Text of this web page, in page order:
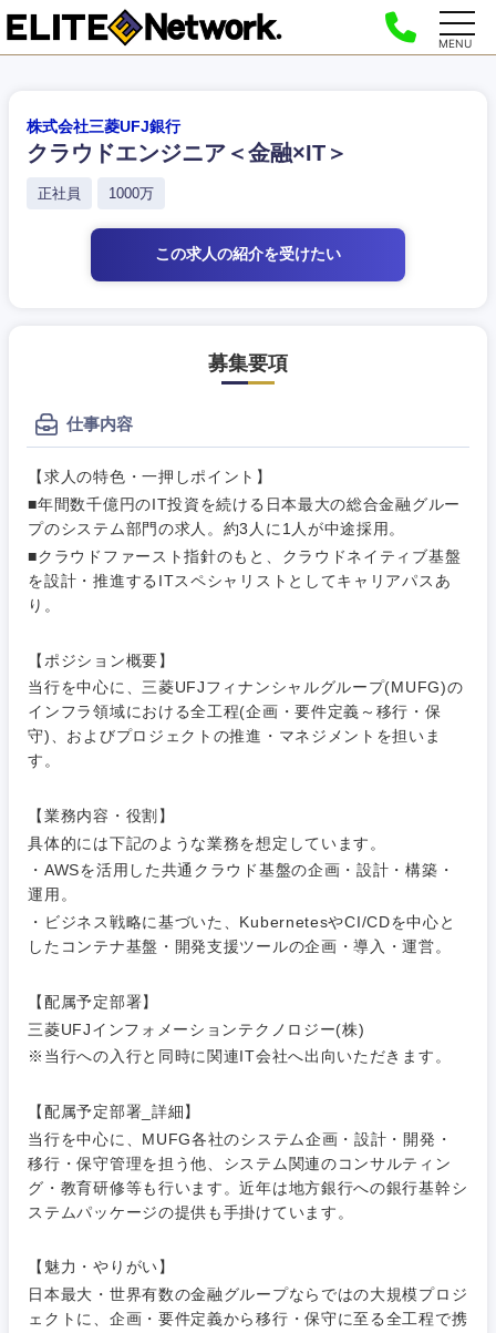
MENU
株式会社三菱UFJ銀行
クラウドエンジニア＜金融×IT＞
正社員 1000万
この求人の紹介を受けたい
募集要項
仕事内容
【求人の特色・一押しポイント】
■年間数千億円のIT投資を続ける日本最大の総合金融グルー
プのシステム部門の求人。約3人に1人が中途採用。
■クラウドファースト指針のもと、クラウドネイティブ基盤
を設計・推進するITスペシャリストとしてキャリアパスあ
り。
【ポジション概要】
当行を中心に、三菱UFJフィナンシャルグループ(MUFG)の
インフラ領域における全工程(企画・要件定義～移行・保
守)、およびプロジェクトの推進・マネジメントを担いま
す。
【業務内容・役割】
具体的には下記のような業務を想定しています。
・AWSを活用した共通クラウド基盤の企画・設計・構築・
運用。
・ビジネス戦略に基づいた、KubernetesやCI/CDを中心と
したコンテナ基盤・開発支援ツールの企画・導入・運営。
【配属予定部署】
三菱UFJインフォメーションテクノロジー(株)
※当行への入行と同時に関連IT会社へ出向いただきます。
【配属予定部署_詳細】
当行を中心に、MUFG各社のシステム企画・設計・開発・
移行・保守管理を担う他、システム関連のコンサルティン
グ・教育研修等も行います。近年は地方銀行への銀行基幹シ
ステムパッケージの提供も手掛けています。
【魅力・やりがい】
日本最大・世界有数の金融グループならではの大規模プロジ
ェクトに、企画・要件定義から移行・保守に至る全工程で携
ご希望の職種を選択してください
経営企
経営ボー
ド
管理
人事
ィング
営業
サービス
クリエイ
ティブ
事業企画・事業開発
M&A・事業投資
政策渉外
その他企画業務
ご希望の職種を選択してください
経営企画・事業企画
管理
SCM
マーケティング
サービス
クリエイティブ
専門職
ご希望の業界を選択してください
商社・卸
エネルギー・資源・環境
自動車・機械・船舶
電気・電子・半導体
素材・化学・金属
メディカル・ヘルスケア・ライフサイエンス
金融
建設・不動産
ご希望の勤務地を選択してください
北海道・東北地方
北海道
秋田県 岩手県
宮城県 山形県
福島県
ご希望条件を入力ください
20代 30代
急募 第二新卒
上場企業
スタートアップ企
外資系企業 英語を活かす